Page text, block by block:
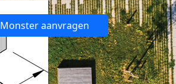
Monster aanvragen